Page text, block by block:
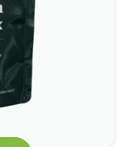
Festigkeit
und Knorpel
und Nägel